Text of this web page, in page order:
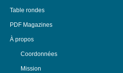
Table rondes
PDF Magazines
À propos
Coordonnées
Mission